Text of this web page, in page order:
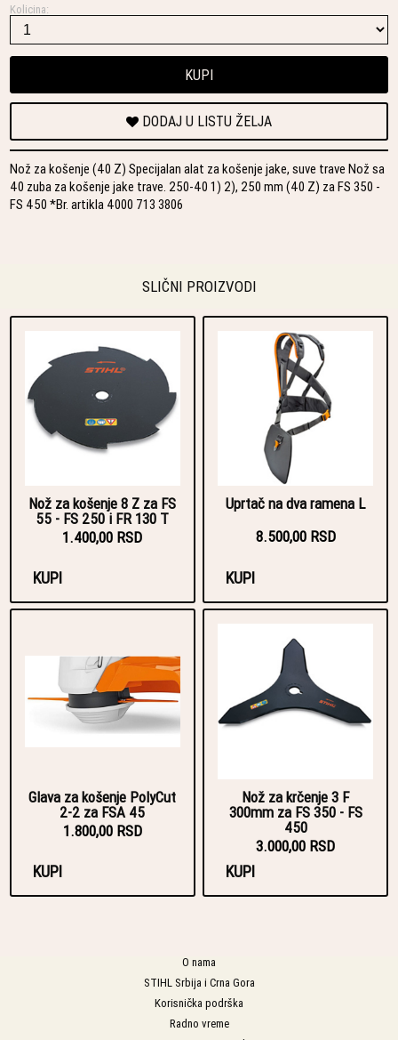
Kolicina:
KUPI
DODAJ U LISTU ŽELJA
Nož za košenje (40 Z) Specijalan alat za košenje jake, suve trave Nož sa
40 zuba za košenje jake trave. 250-40 1) 2), 250 mm (40 Z) za FS 350 -
FS 450 *Br. artikla 4000 713 3806
SLIČNI PROIZVODI
Nož za košenje 8 Z za FS
55 - FS 250 i FR 130 T
1.400,00 RSD
KUPI
Uprtač na dva ramena L
8.500,00 RSD
KUPI
Glava za košenje PolyCut
2-2 za FSA 45
1.800,00 RSD
KUPI
Nož za krčenje 3 F
300mm za FS 350 - FS
450
3.000,00 RSD
KUPI
O nama
STIHL Srbija i Crna Gora
Korisnička podrška
Radno vreme